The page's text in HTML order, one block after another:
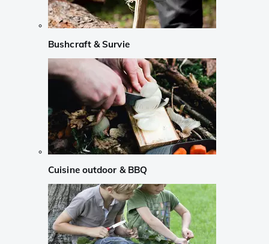
Bushcraft & Survie
Cuisine outdoor & BBQ